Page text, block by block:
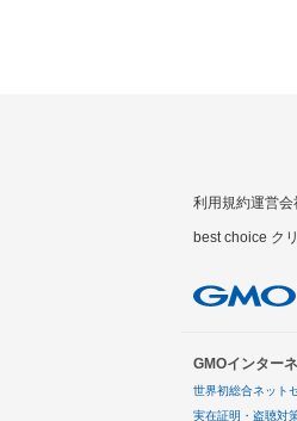
利用規約運営会
best choice ク
GMOインター
世界初総合ネット
実在証明・盗聴対